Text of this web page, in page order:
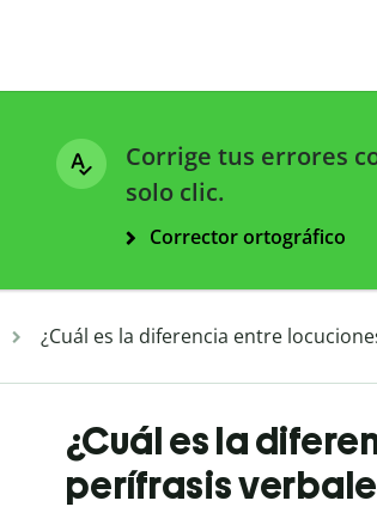
Corrige tus errores
solo clic.
Corrector ortográfico
¿Cuál es la diferencia entre
¿Cuál es la
perífrasis